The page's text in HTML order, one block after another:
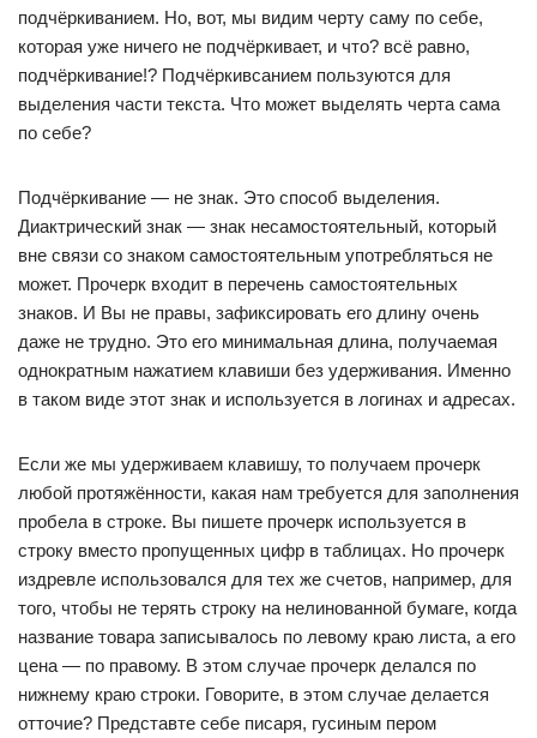
подчёркиванием. Но, вот, мы видим черту саму по себе,
которая уже ничего не подчёркивает, и что? всё равно,
подчёркивание!? Подчёркивсанием пользуются для
выделения части текста. Что может выделять черта сама
по себе?
Подчёркивание — не знак. Это способ выделения.
Диактрический знак — знак несамостоятельный, который
вне связи со знаком самостоятельным употребляться не
может. Прочерк входит в перечень самостоятельных
знаков. И Вы не правы, зафиксировать его длину очень
даже не трудно. Это его минимальная длина, получаемая
однократным нажатием клавиши без удерживания. Именно
в таком виде этот знак и используется в логинах и адресах.
Если же мы удерживаем клавишу, то получаем прочерк
любой протяжённости, какая нам требуется для заполнения
пробела в строке. Вы пишете прочерк используется в
строку вместо пропущенных цифр в таблицах. Но прочерк
издревле использовался для тех же счетов, например, для
того, чтобы не терять строку на нелинованной бумаге, когда
название товара записывалось по левому краю листа, а его
цена — по правому. В этом случае прочерк делался по
нижнему краю строки. Говорите, в этом случае делается
отточие? Представте себе писаря, гусиным пером